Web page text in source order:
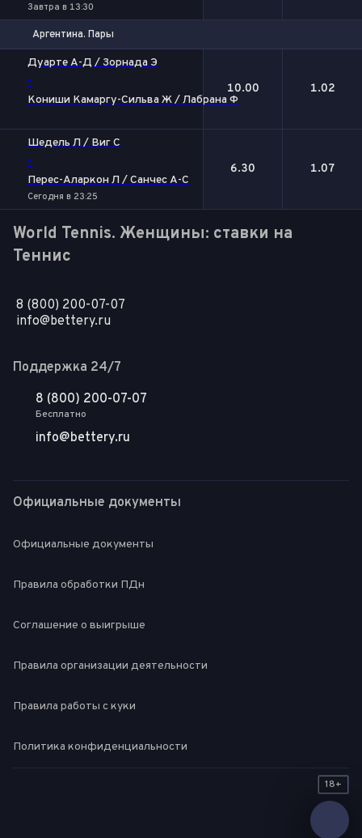
Завтра в 13:30
Аргентина. Пары
Дуарте А-Д / Зорнада Э
-
Кониши Камаргу-Сильва Ж / Лабрана Ф
10.00 1.02
Шедель Л / Виг С
-
Перес-Аларкон Л / Санчес А-С
Сегодня в 23:25
6.30 1.07
World Tennis. Женщины: ставки на
Теннис
8 (800) 200-07-07
info@bettery.ru
Поддержка 24/7
8 (800) 200-07-07
Бесплатно
info@bettery.ru
Официальные документы
Официальные документы
Правила обработки ПДн
Соглашение о выигрыше
Правила организации деятельности
Правила работы с куки
Политика конфиденциальности
18+